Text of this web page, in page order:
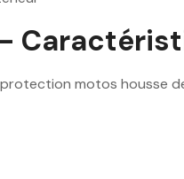
motos housse